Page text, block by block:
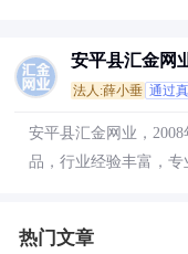
安平县汇金网
法人:薛小垂 通过
安平县汇金网业，
品，行业经验丰富，专
热门文章